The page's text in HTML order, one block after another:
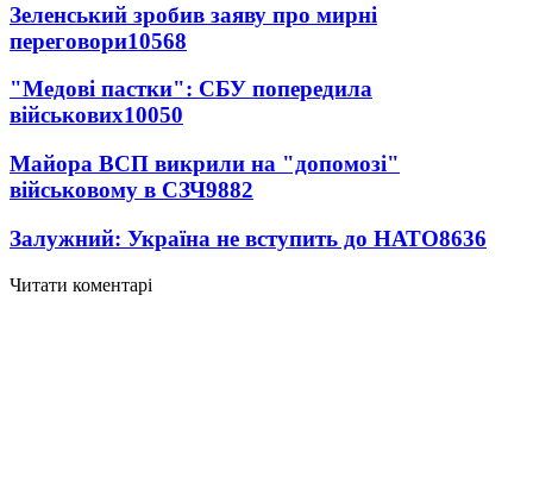
Зеленський зробив заяву про мирні
переговори10568
"Медові пастки": СБУ попередила
військових10050
Майора ВСП викрили на "допомозі"
військовому в СЗЧ9882
Залужний: Україна не вступить до НАТО8636
Читати коментарі